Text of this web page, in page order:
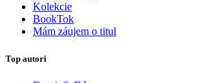
Kolekcie
BookTok
Mám záujem o titul
Top autori